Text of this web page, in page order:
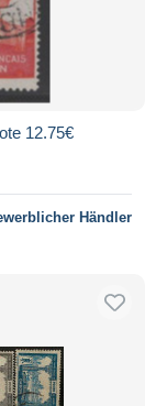
12.75€
Händler